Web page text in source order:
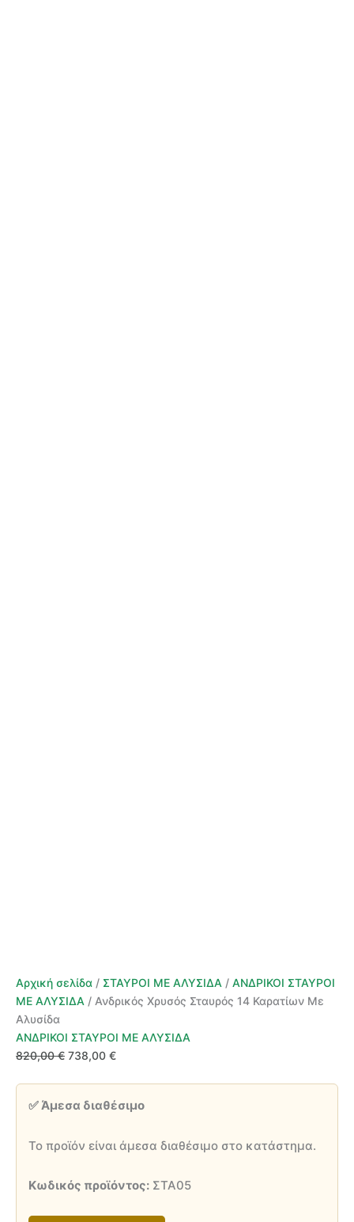
Αρχική σελίδα / ΣΤΑΥΡΟΙ ΜΕ ΑΛΥΣΙΔΑ / ΑΝΔΡΙΚΟΙ ΣΤΑΥΡΟΙ
ΜΕ ΑΛΥΣΙΔΑ / Ανδρικός Χρυσός Σταυρός 14 Καρατίων Με
Αλυσίδα
ΑΝΔΡΙΚΟΙ ΣΤΑΥΡΟΙ ΜΕ ΑΛΥΣΙΔΑ
820,00€ Original
820,00 €.
738,00 €Η
είναι:
✅ Άμεσα διαθέσιμο
Το προϊόν είναι άμεσα διαθέσιμο στο κατάστημα.
Κωδικός προϊόντος: ΣΤΑ05